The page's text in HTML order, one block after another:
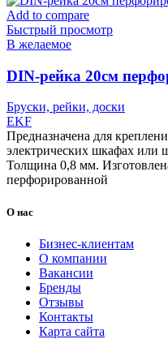
Add to compare
Быстрый просмотр
В желаемое
DIN-рейка 20см
Бруски, рейки, доски
EKF
Предназначена для
электрических шкафах или
Толщина 0,8 мм.
перфорированной
О нас
Бизнес-клиентам
О компании
Вакансии
Бренды
Отзывы
Контакты
Карта сайта